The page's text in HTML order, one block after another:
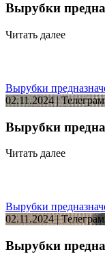
Вырубки
Читать далее
Вырубки
02.11.2024 |
Вырубки
Читать далее
Вырубки
02.11.2024 |
Вырубки